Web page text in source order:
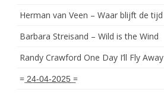
Herman van Veen – Waar blijft de tijd
Barbara Streisand – Wild is the Wind
Randy Crawford One Day I’ll Fly Away
= ͟2͟4͟-͟0͟4͟-͟2͟0͟2͟5͟ =